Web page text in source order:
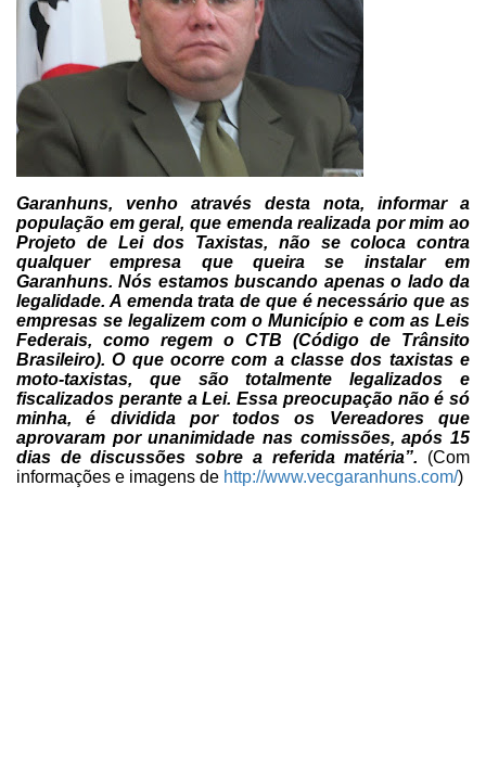
Garanhuns, venho através desta nota, informar a
população em geral, queemenda realizada por mim ao
Projeto de Lei dos Taxistas, não se coloca contra
qualquer empresa que queira se instalar em
Garanhuns. Nós estamos buscando apenas o lado da
legalidade. A emenda trata de que é necessário que as
empresas se legalizem com o Município e com as Leis
Federais, como regem o CTB (Código de Trânsito
Brasileiro). O que ocorre com a classe dos taxistas e
moto-taxistas, que são totalmente legalizados e
fiscalizados perante a Lei. Essa preocupaçãonão é só
minha, é dividida por todos os Vereadores que
aprovaram porunanimidade nas comissões, após 15
dias de discussões sobre a referida matéria”. (Com
informações e imagens de http://www.vecgaranhuns.com/)